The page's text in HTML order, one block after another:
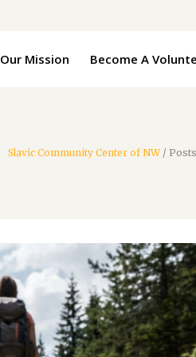
Our Mission Become A
Slavic Community Center of NW/